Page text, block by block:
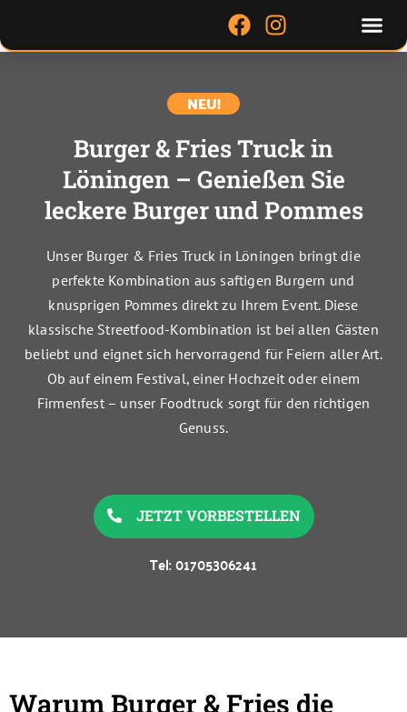
springen
F
a
e
b
o
o
k
I
n
g
r
a
m
NEU!
Burger & Fries Truck in
Löningen – Genießen Sie
leckere Burger und Pommes
Unser Burger & Fries Truck in Löningen bringt die
perfekte Kombination aus saftigen Burgern und
knusprigen Pommes direkt zu Ihrem Event. Diese
klassische Streetfood-Kombination ist bei allen Gästen
beliebt und eignet sich hervorragend für Feiern aller Art.
Ob auf einem Festival, einer Hochzeit oder einem
Firmenfest – unser Foodtruck sorgt für den richtigen
Genuss.
JETZT VORBESTELLEN
Tel: 01705306241
Warum Burger & Fries die